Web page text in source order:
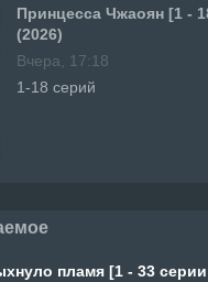
Принцесса Чжаоян [1 -
(2026)
Вчера, 17:18
1-18 серий
пламя [1 - 33 серии